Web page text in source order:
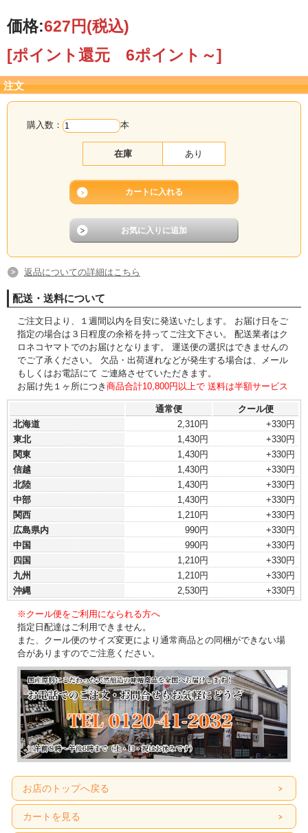
価格:627円(税込)
[ポイント還元 6ポイント～]
注文
購入数： 本
在庫 あり
返品についての詳細はこちら
配送・送料について
ご注文日より、１週間以内を目安に発送いたします。 お届け日をご
指定の場合は３日程度の余裕を持ってご注文下さい。 配送業者はク
ロネコヤマトでのお届けとなります。 運送便の選択はできませんの
でご了承ください。 欠品・出荷遅れなどが発生する場合は、メール
もしくはお電話にて ご連絡させていただきます。
お届け先１ヶ所につき 商品合計10,800円以上で 送料は半額サービス
通常便
クール便
北海道
2,310円
+330円
東北
1,430円
+330円
関東
1,430円
+330円
信越
1,430円
+330円
北陸
1,430円
+330円
中部
1,430円
+330円
関西
1,210円
+330円
広島県内
990円
+330円
中国
990円
+330円
四国
1,210円
+330円
九州
1,210円
+330円
沖縄
2,530円 +330円
※クール便をご利用になられる方へ
指定日配達はご利用できません。
また、クール便のサイズ変更により通常商品との同梱ができない場
合がありますのでご注意ください。
お店のトップへ戻る
カートを見る